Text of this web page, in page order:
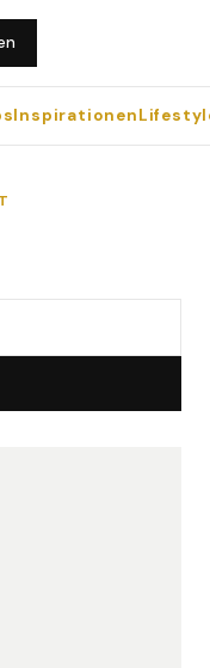
Inspirationen